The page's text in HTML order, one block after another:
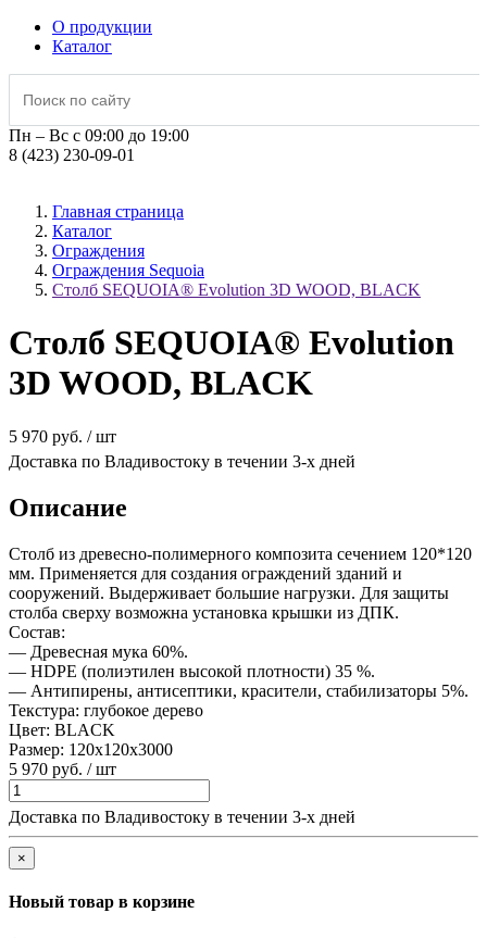
О продукции
Каталог
Пн – Вс с 09:00 до 19:00
8 (423) 230-09-01
Главная страница
Каталог
Ограждения
Ограждения Sequoia
Столб SEQUOIA® Evolution 3D WOOD, BLACK
Столб SEQUOIA® Evolution
3D WOOD, BLACK
5 970 руб. / шт
Доставка по Владивостоку в течении 3-х дней
Описание
Столб из древесно-полимерного композита сечением 120*120
мм. Применяется для создания ограждений зданий и
сооружений. Выдерживает большие нагрузки. Для защиты
столба сверху возможна установка крышки из ДПК.
Состав:
— Древесная мука 60%.
— HDPE (полиэтилен высокой плотности) 35 %.
— Антипирены, антисептики, красители, стабилизаторы 5%.
Текстура: глубокое дерево
Цвет: BLACK
Размер: 120х120х3000
5 970 руб. / шт
Доставка по Владивостоку в течении 3-х дней
×
Новый товар в корзине